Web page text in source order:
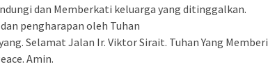
dan Memberkati keluarga yang ditinggalkan.
pengharapan oleh Tuhan
Selamat Jalan Ir. Viktor Sirait. Tuhan Yang Memberi
Amin.